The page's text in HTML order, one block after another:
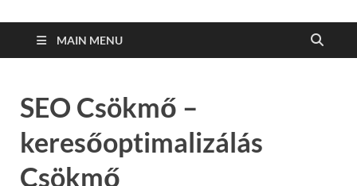
MAIN MENU
SEO Csökmő –
keresőoptimalizálás
Csökmő